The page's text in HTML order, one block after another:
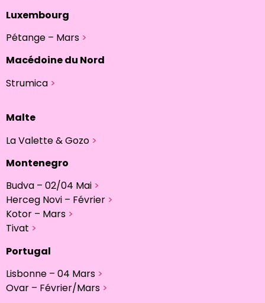
Luxembourg
Pétange – Mars >
Macédoine du Nord
Strumica >
Malte
La Valette & Gozo >
Montenegro
Budva – 02/04 Mai >
Herceg Novi – Février >
Kotor – Mars >
Tivat >
Portugal
Lisbonne – 04 Mars >
Ovar – Février/Mars >